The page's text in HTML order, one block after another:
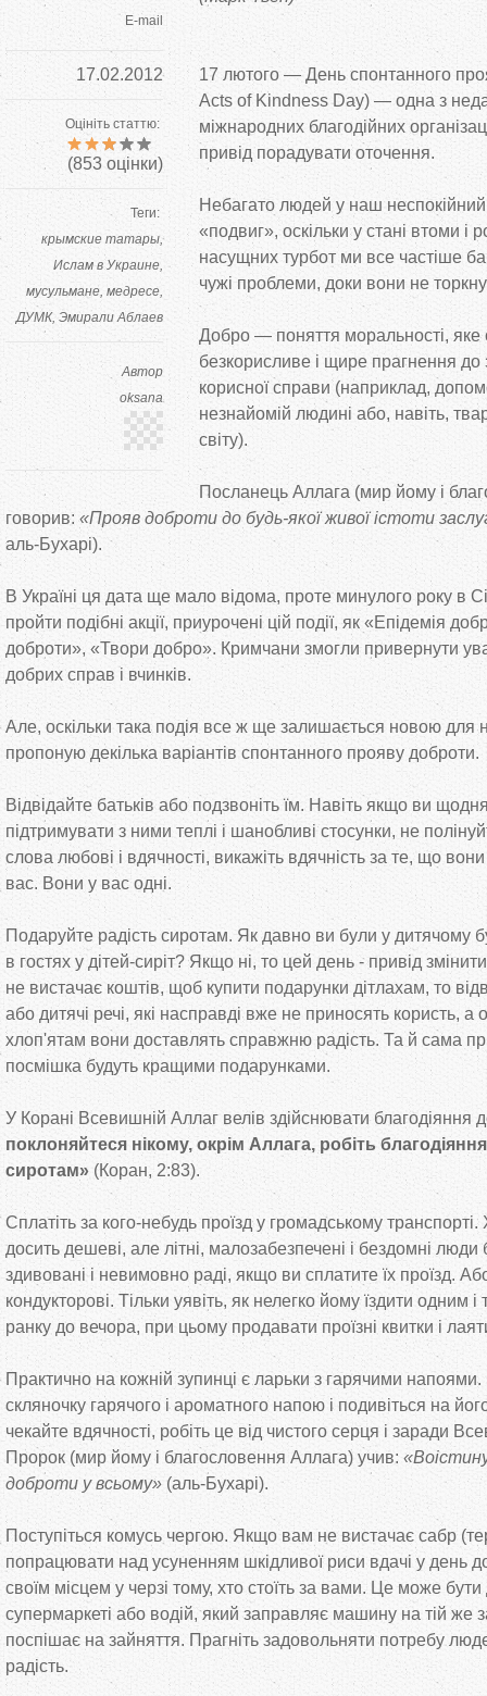
E-mail
17.02.2012
Оцініть статтю:
(853 оцінки)
Теги:
крымские татары
Ислам в Украине
мусульмане медресе
ДУМК Эмирали Аблаев
Автор
oksana
17 лютого — День спонтанного
Acts of Kindness Day) — одна з
міжнародних благодійних
привід порадувати оточення.
Небагато людей у наш неспокійний
«подвиг», оскільки у стані втоми і
насущних турбот ми все частіше
чужі проблеми, доки вони не
Добро — поняття моральності, яке
безкорисливе і щире прагнення до
корисної справи (наприклад,
незнайомій людині або, навіть,
світу).
Посланець Аллага (мир йому і
говорив: «Прояв доброти до будь-якої живої істоти
аль-Бухарі).
В Україні ця дата ще мало відома, проте минулого року в
пройти подібні акції, приурочені цій події, як «Епідемія
доброти», «Твори добро». Кримчани змогли привернути
добрих справ і вчинків.
Але, оскільки така подія все ж ще залишається новою для
пропоную декілька варіантів спонтанного прояву доброти.
Відвідайте батьків або подзвоніть їм. Навіть якщо ви
підтримувати з ними теплі і шанобливі стосунки, не
слова любові і вдячності, викажіть вдячність за те, що
вас. Вони у вас одні.
Подаруйте радість сиротам. Як давно ви були у дитячому
в гостях у дітей-сиріт? Якщо ні, то цей день - привід
не вистачає коштів, щоб купити подарунки дітлахам, то
або дитячі речі, які насправді вже не приносять користь, а
хлоп'ятам вони доставлять справжню радість. Та й сама
посмішка будуть кращими подарунками.
У Корані Всевишній Аллаг велів здійснювати благодіяння
поклоняйтеся нікому, окрім Аллага, робіть
сиротам» (Коран, 2:83).
Сплатіть за кого-небудь проїзд у громадському
досить дешеві, але літні, малозабезпечені і бездомні
здивовані і невимовно раді, якщо ви сплатите їх проїзд.
кондукторові. Тільки уявіть, як нелегко йому їздити
ранку до вечора, при цьому продавати проїзні квитки і
Практично на кожній зупинці є ларьки з гарячими напоями.
скляночку гарячого і ароматного напою і подивіться на
чекайте вдячності, робіть це від чистого серця і заради
Пророк (мир йому і благословення Аллага) учив:
доброти у всьому» (аль-Бухарі).
Поступіться комусь чергою. Якщо вам не вистачає сабр
попрацювати над усуненням шкідливої риси вдачі у день
своїм місцем у черзі тому, хто стоїть за вами. Це може
супермаркеті або водій, який заправляє машину на тій же
поспішає на зайняття. Прагніть задовольняти потребу
радість.